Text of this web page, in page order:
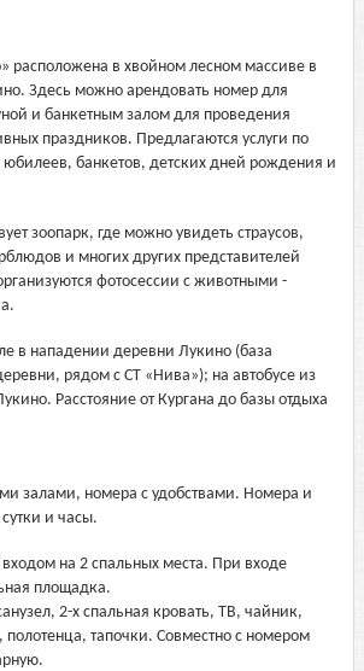
расположена в хвойном лесном массиве в
Здесь можно арендовать номер для
и банкетным залом для проведения
праздников. Предлагаются услуги по
банкетов, детских дней рождения и
зоопарк, где можно увидеть страусов,
и многих других представителей
фотосессии с животными -
в нападении деревни Лукино (база
рядом с СТ «Нива»); на автобусе из
Расстояние от Кургана до базы отдыха
залами, номера с удобствами. Номера и
и часы.
на 2 спальных места. При входе
площадка.
2-х спальная кровать, ТВ, чайник,
полотенца, тапочки. Совместно с номером